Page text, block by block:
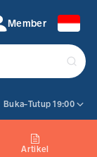
Member
Buka-Tutup 19:00
Artikel